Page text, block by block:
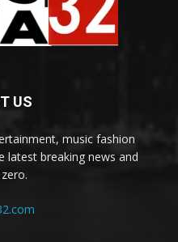
US
music fashion
latest breaking news and